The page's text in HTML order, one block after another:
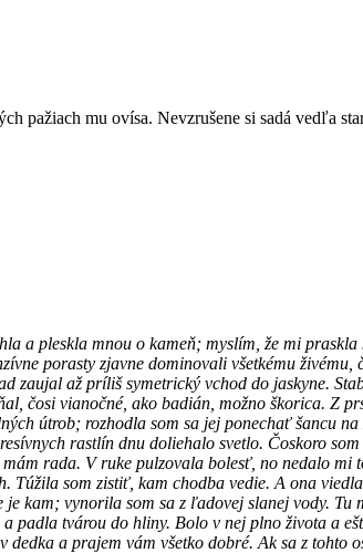
pažiach mu ovísa. Nevzrušene si sadá vedľa
a pleskla mnou o kameň; myslím, že mi
porasty zjavne dominovali všetkému živému,
až príliš symetrický vchod do jaskyne.
čosi vianočné, ako badián, možno škorica. Z
útrob; rozhodla som sa jej ponechať šancu
rastlín dnu doliehalo svetlo. Čoskoro
rada. V ruke pulzovala bolesť, no nedalo
som zistiť, kam chodba vedie. A ona
kam; vynorila som sa z ľadovej slanej vody. Tu
tvárou do hliny. Bolo v nej plno života a
a prajem vám všetko dobré. Ak sa z tohto